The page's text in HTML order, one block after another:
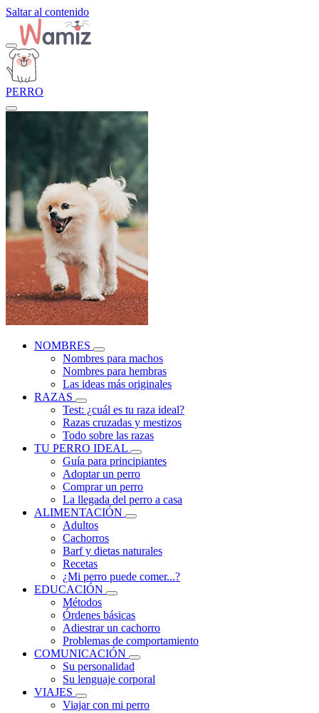
Saltar al contenido
PERRO
NOMBRES
Nombres para machos
Nombres para hembras
Las ideas más originales
RAZAS
Test: ¿cuál es tu raza ideal?
Razas cruzadas y mestizos
Todo sobre las razas
TU PERRO IDEAL
Guía para principiantes
Adoptar un perro
Comprar un perro
La llegada del perro a casa
ALIMENTACIÓN
Adultos
Cachorros
Barf y dietas naturales
Recetas
¿Mi perro puede comer...?
EDUCACIÓN
Métodos
Órdenes básicas
Adiestrar un cachorro
Problemas de comportamiento
COMUNICACIÓN
Su personalidad
Su lenguaje corporal
VIAJES
Viajar con mi perro